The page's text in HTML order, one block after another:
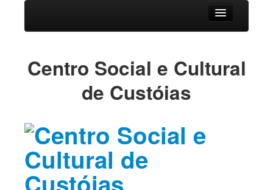
Resp.Sociais
Centro de Dia
Agenda
Historial
Publicações
Centro Social e Cultural
de Custóias